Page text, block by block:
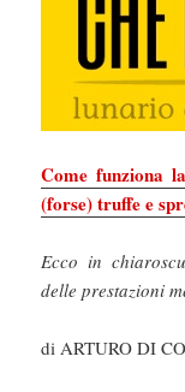
Come funziona
(forse) truffe e
Ecco in
delle prestazioni
di ARTURO DI